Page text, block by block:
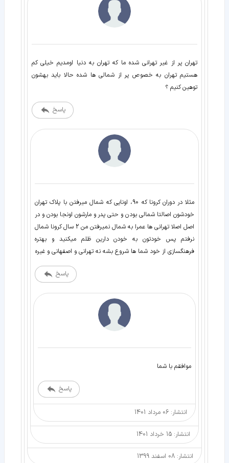
تهران پر از غیر تهرانی شده ما که تهران به دنیا اومدیم خیلی کم
هستیم تهران به خصوص پر از شمالی ها شده حالا باید بهشون
توهین کنیم ؟
پاسخ
مثلا در دوران کرونا که 90، اونایی که شمال میرفتن با پلاک تهران
خودشون اصالتا شمالی بودن و حتی پدر و مارشون اونجا بودن و در
اصل اصلا تهرانی ها عمرا به شمال نمیرفتن من 2 سال کرونا شمال
نرفتم پس خودتون به خودن دارین ظلم میکنید و بهتره
فرهنگسازی از خود شما ها شروع بشه نه تهرانی و اصفهانی و غیره
پاسخ
موافقم با شما
پاسخ
انتشار: 06 مرداد 1401
انتشار: 15 خرداد 1401
انتشار: 08 اسفند 1399